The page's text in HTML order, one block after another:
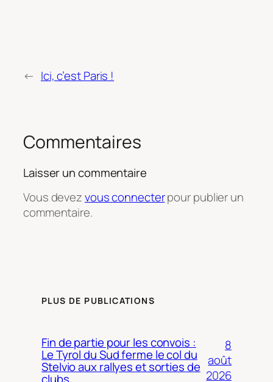
← Ici, c’est Paris !
Commentaires
Laisser un commentaire
Vous devezvous connecterpour publier un
commentaire.
PLUS DE PUBLICATIONS
Fin de partie pour les convois :
Le Tyrol du Sud ferme le col du
Stelvio aux rallyes et sorties de
clubs
8
août
2026